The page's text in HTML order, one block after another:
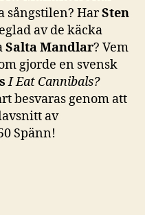
sångstilen? HarSten
av de käcka
Salta Mandlar? Vem
gjorde en svensk
I Eat Cannibals?
besvaras genom att
av
Spänn!